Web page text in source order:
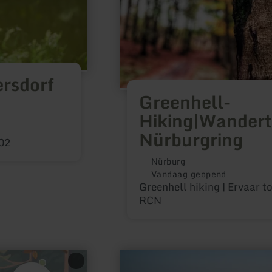
Greenhell-
Nürburgring
Nürburg
Vandaag geopend
Greenhell hiking | Ervaar
RCN